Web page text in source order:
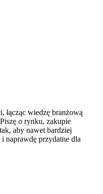
łącząc wiedzę branżową
o rynku, zakupie
aby nawet bardziej
i naprawdę przydatne dla